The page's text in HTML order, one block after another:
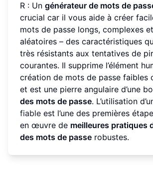
R : Un générateur de mots de
crucial car il vous aide à créer
mots de passe longs, complexes
aléatoires – des caractéristiques
très résistants aux tentatives de
courantes. Il supprime l’élément
création de mots de passe faibles
et est une pierre angulaire d’une
des mots de passe. L’utilisation
fiable est l’une des premières
en œuvre de meilleures pratiques
des mots de passe robustes.